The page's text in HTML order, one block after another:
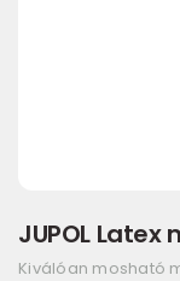
JUPOL Latex
Kiválóan mosható